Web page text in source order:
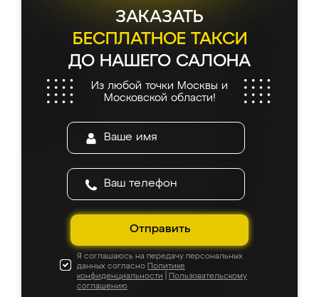
ЗАКАЗАТЬ
БЕСПЛАТНОЕ ТАКСИ
ДО НАШЕГО САЛОНА
Из любой точки Москвы и
Московской области!
Отправить
Я соглашаюсь на передачу персональных
данных согласно Политике
конфиденциальности
Пользовательскому
соглашению